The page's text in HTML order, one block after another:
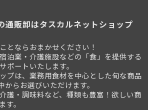
通販卸はタスカルネットショップ
とならおまかせください！
泊業・介護施設などの「食」を提供する
ポートいたします。
プは、業務用食材を中心とした旬な商品
らお選びいただけます。
護・調味料など、種類も豊富！欲しい商
す。